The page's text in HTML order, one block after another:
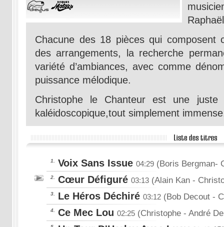
Chacune des 18 pièces qui composent
des arrangements, la recherche
variété d’ambiances, avec comme
puissance mélodique.
Christophe le Chanteur est une
kaléidoscopique,tout simplement
1. Voix Sans Issue 04:29 (Boris Bergman-
2. Cœur Défiguré 03:13 (Alain Kan -
3. Le Héros Déchiré 03:12 (Bob Decout -
4. Ce Mec Lou 02:25 (Christophe - André